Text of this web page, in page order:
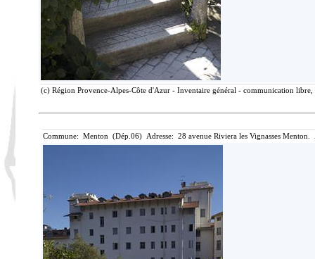
(c) Région Provence-Alpes-Côte d'Azur - Inventaire général - communication
Commune: Menton (Dép.06) Adresse: 28 avenue Riviera les Vignasses